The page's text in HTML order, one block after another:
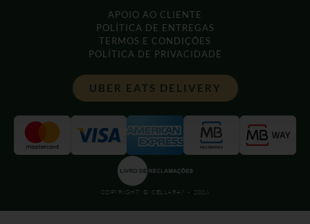
APOIO AO CLIENTE
POLÍTICA DE ENTREGAS
TERMOS E CONDIÇÕES
POLÍTICA DE PRIVACIDADE
UBER EATS DELIVERY
COPYRIGHT © CELLAR47 - 2026